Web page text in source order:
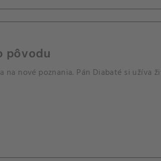
pôvodu
nové poznania. Pán Diabaté si užíva